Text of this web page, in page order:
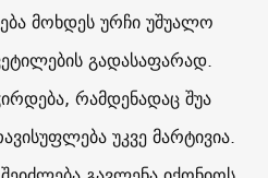
მოხდეს ურჩი უშუალო
გადასაფარად.
რამდენადაც შუა
უკვე მარტივია.